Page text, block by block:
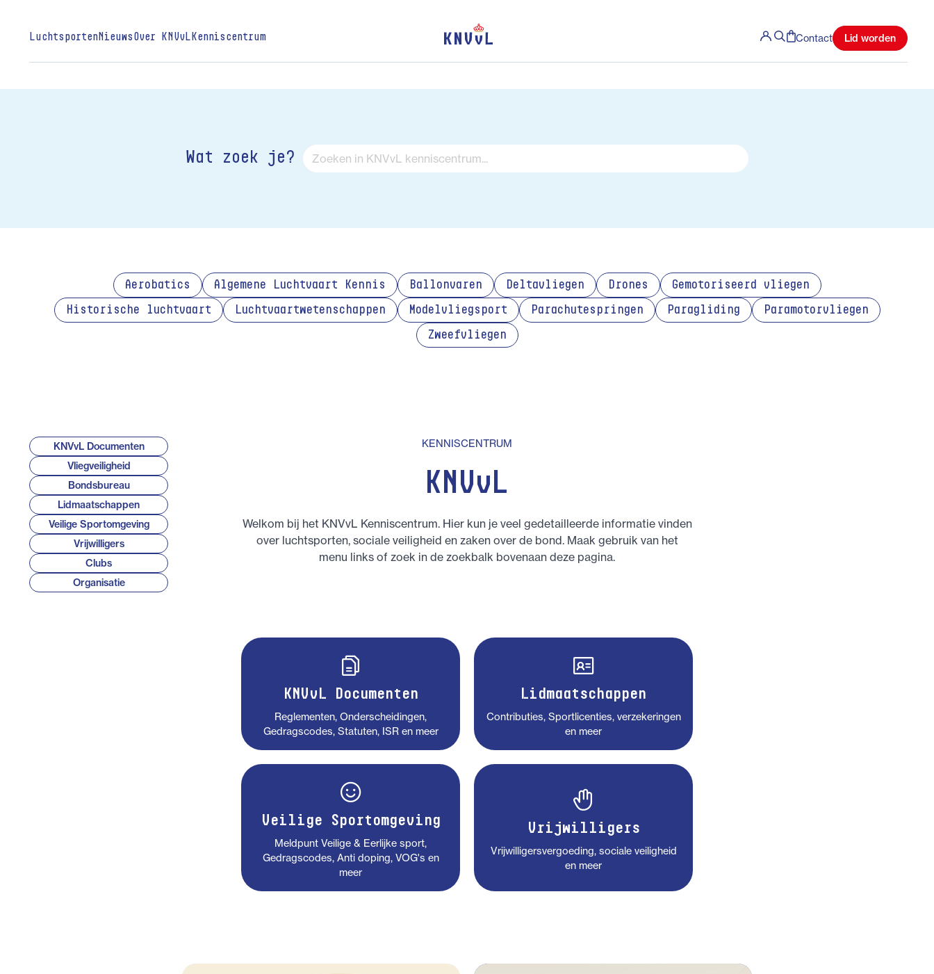
Luchtsporten Nieuws Over KNVvL Kenniscentrum Contact Lid worden
Wat zoek je?
Aerobatics Algemene Luchtvaart Kennis Ballonvaren Deltavliegen Drones Gemotoriseerd vliegen
Historische luchtvaart Luchtvaartwetenschappen Modelvliegsport Parachutespringen Paragliding Paramotorvliegen
Zweefvliegen
KNVvL Documenten
Vliegveiligheid
Bondsbureau
Lidmaatschappen
Veilige Sportomgeving
Vrijwilligers
Clubs
Organisatie
KENNISCENTRUM
KNVvL
Welkom bij het KNVvL Kenniscentrum. Hier kun je veel gedetailleerde informatie vinden
over luchtsporten, sociale veiligheid en zaken over de bond. Maak gebruik van het
menu links of zoek in de zoekbalk bovenaan deze pagina.
KNVvL Documenten
Reglementen, Onderscheidingen,
Gedragscodes, Statuten, ISR en meer
Lidmaatschappen
Contributies, Sportlicenties, verzekeringen
en meer
Veilige Sportomgeving
Meldpunt Veilige & Eerlijke sport,
Gedragscodes, Anti doping, VOG's en
meer
Vrijwilligers
Vrijwilligersvergoeding, sociale veiligheid
en meer